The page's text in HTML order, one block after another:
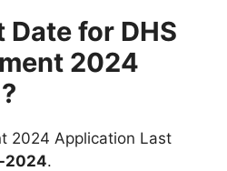
for DHS
2024
2024 Application Last
-2024.